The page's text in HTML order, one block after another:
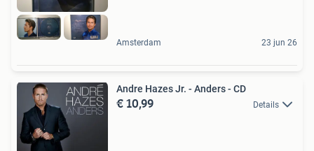
Amsterdam 23 jun 26
Andre Hazes Jr. - Anders - CD
€ 10,99 Details